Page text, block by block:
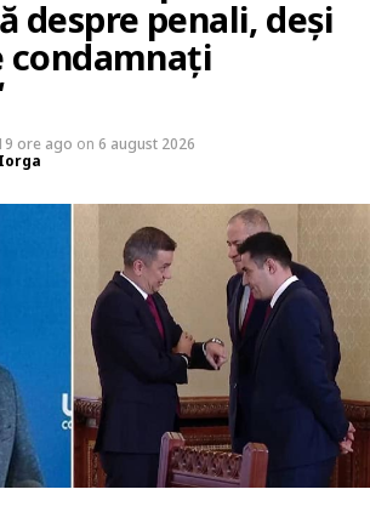
despre penali, deși
condamnați
ore ago on 6 august 2026